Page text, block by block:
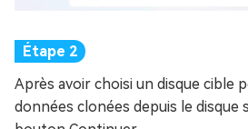
Après avoir choisi un disque cible
données clonées depuis le disque